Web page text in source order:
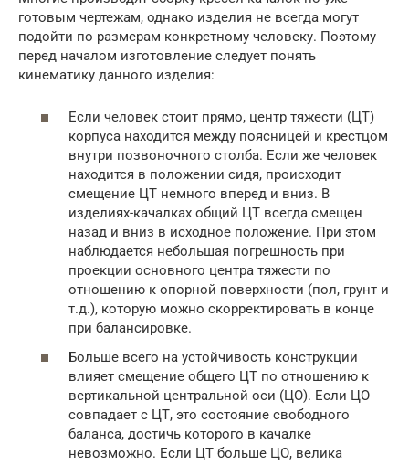
готовым чертежам, однако изделия не всегда могут
подойти по размерам конкретному человеку. Поэтому
перед началом изготовление следует понять
кинематику данного изделия:
Если человек стоит прямо, центр тяжести (ЦТ)
корпуса находится между поясницей и крестцом
внутри позвоночного столба. Если же человек
находится в положении сидя, происходит
смещение ЦТ немного вперед и вниз. В
изделиях-качалках общий ЦТ всегда смещен
назад и вниз в исходное положение. При этом
наблюдается небольшая погрешность при
проекции основного центра тяжести по
отношению к опорной поверхности (пол, грунт и
т.д.), которую можно скорректировать в конце
при балансировке.
Больше всего на устойчивость конструкции
влияет смещение общего ЦТ по отношению к
вертикальной центральной оси (ЦО). Если ЦО
совпадает с ЦТ, это состояние свободного
баланса, достичь которого в качалке
невозможно. Если ЦТ больше ЦО, велика